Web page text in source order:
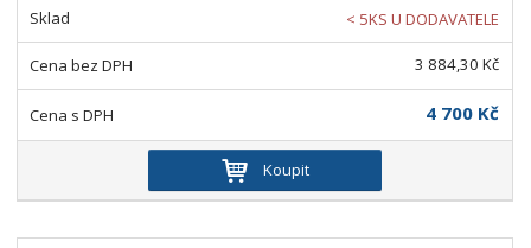
< 5KS U DODAVATELE
3 884,30 Kč
4 700 Kč
Koupit